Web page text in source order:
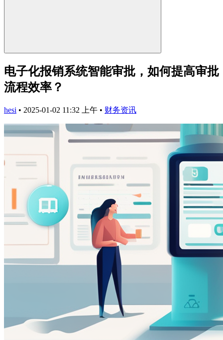
电子化报销系统智能审批，如何提高审批
流程效率？
hesi • 2025-01-02 11:32 上午 • 财务资讯